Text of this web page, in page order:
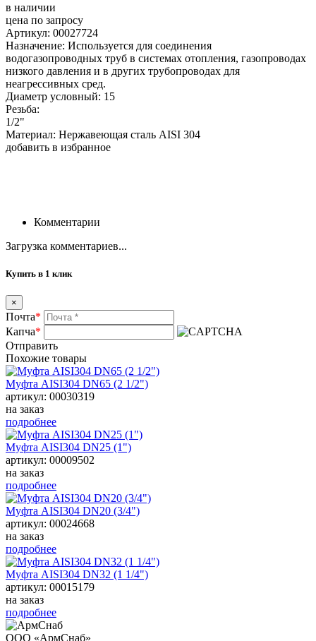
в наличии
цена по запросу
Артикул: 00027724
Назначение: Используется для соединения
водогазопроводных труб в системах отопления, газопроводах
низкого давления и в других трубопроводах для
неагрессивных сред.
Диаметр условный: 15
Резьба:
1/2"
Материал: Нержавеющая сталь AISI 304
добавить в избранное
Комментарии
Загрузка комментариев...
Купить в 1 клик
×
Почта*
Капча*
Отправить
Похожие товары
Муфта АISI304 DN65 (2 1/2")
артикул: 00030319
на заказ
подробнее
Муфта АISI304 DN25 (1")
артикул: 00009502
на заказ
подробнее
Муфта АISI304 DN20 (3/4")
артикул: 00024668
на заказ
подробнее
Муфта АISI304 DN32 (1 1/4")
артикул: 00015179
на заказ
подробнее
ООО «АрмСнаб»